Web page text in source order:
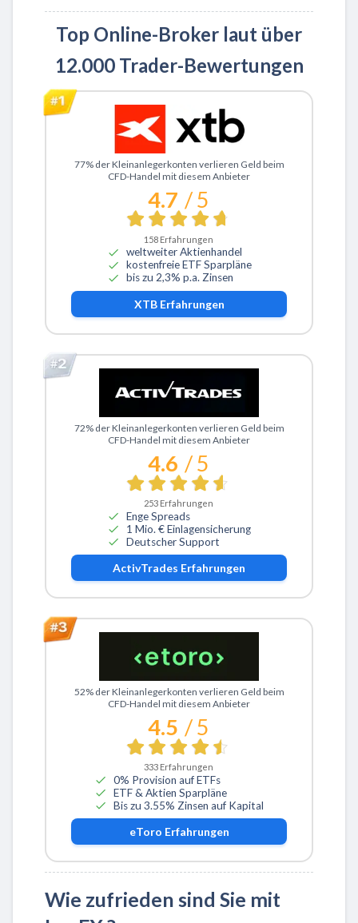
Top Online-Broker laut über
12.000 Trader-Bewertungen
Zu XTB
77% der Kleinanlegerkonten verlieren Geld beim
CFD-Handel mit diesem Anbieter
4.7 / 5
158 Erfahrungen
weltweiter Aktienhandel
kostenfreie ETF Sparpläne
bis zu 2,3% p.a. Zinsen
XTBErfahrungen
Zu ActivTrades
72% der Kleinanlegerkonten verlieren Geld beim
CFD-Handel mit diesem Anbieter
4.6 / 5
253 Erfahrungen
Enge Spreads
1 Mio. € Einlagensicherung
Deutscher Support
ActivTrades Erfahrungen
Zu eToro
52% der Kleinanlegerkonten verlieren Geld beim
CFD-Handel mit diesem Anbieter
4.5 / 5
333 Erfahrungen
0% Provision auf ETFs
ETF & Aktien Sparpläne
Bis zu 3.55% Zinsen auf Kapital
eToro Erfahrungen
Wie zufrieden sind Sie mit